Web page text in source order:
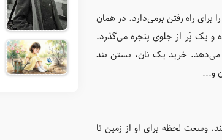
راه رفتن برمی‌دارد. در همان
و یک پَر از جلوی پنجره می‌گذرد.
می‌دهد. خرید یک نان، بستن بند
و...
وسعت لحظه برای او از زمین تا